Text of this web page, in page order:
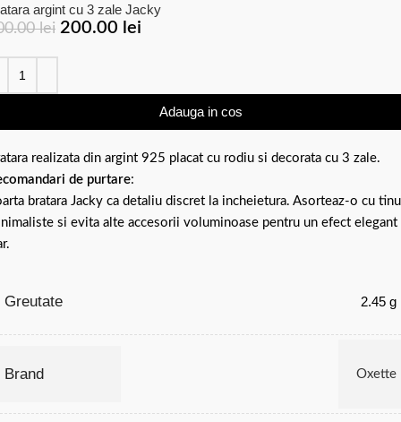
argint cu 3 zale Jacky
lei 200.00 lei
Adauga in cos
realizata din argint 925 placat cu rodiu si decorata cu 3 zale.
de purtare:
bratara Jacky ca detaliu discret la incheietura. Asorteaz-o cu
si evita alte accesorii voluminoase pentru un efect elegant
Greutate 2.45 g
Brand Oxette